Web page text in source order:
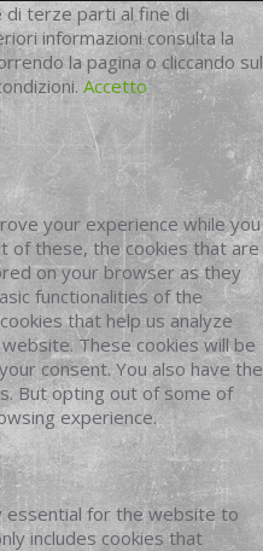
terze parti al fine di
informazioni consulta la
la pagina o cliccando sul
Accetto
your experience while you
of these, the cookies that are
on your browser as they
functionalities of the
that help us analyze
These cookies will be
consent. You also have the
But opting out of some of
experience.
essential for the website to
includes cookies that